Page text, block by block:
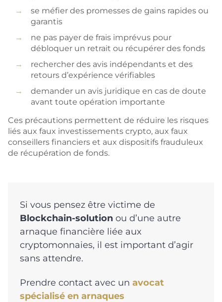
se méfier des promesses de gains rapides ou
garantis
ne pas payer de frais imprévus pour
débloquer un retrait ou récupérer des fonds
rechercher des avis indépendants et des
retours d’expérience vérifiables
demander un avis juridique en cas de doute
avant toute opération importante
Ces précautions permettent de réduire les risques
liés aux faux investissements crypto, aux faux
conseillers financiers et aux dispositifs frauduleux
de récupération de fonds.
Si vous pensez être victime de
Blockchain-solution ou d’une autre
arnaque financière liée aux
cryptomonnaies, il est important d’agir
sans attendre.
Prendre contact avec un avocat
spécialisé en arnaques